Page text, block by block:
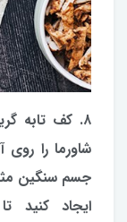
۸. کف تابه
شاورما را روی
جسم سنگین
ایجاد کنید